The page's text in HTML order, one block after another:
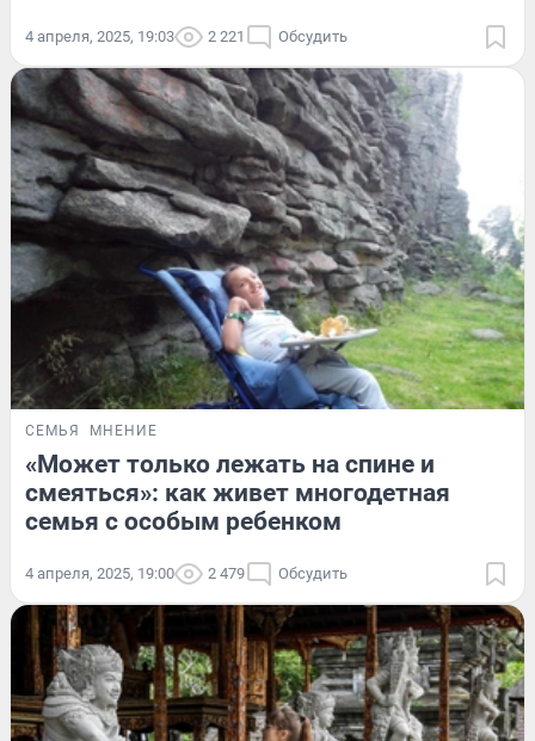
4 апреля, 2025, 19:03 2 221 Обсудить
СЕМЬЯ МНЕНИЕ
«Может только лежать на спине и
смеяться»: как живет многодетная
семья с особым ребенком
4 апреля, 2025, 19:00 2 479 Обсудить